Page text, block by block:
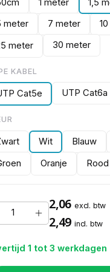
1 meter 1,5
meter
7 meter
meter
30 meter
KABEL
Cat5e UTP Cat6a
Wit Blauw
Oranje Rood
2,06 excl. btw
2,49 incl. btw
1 tot 3 werkdagen